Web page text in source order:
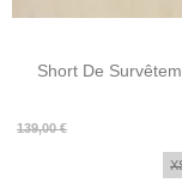
Short De
139,00 €
Prix
Prix